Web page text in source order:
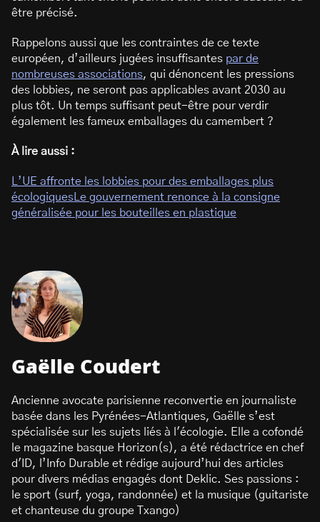
être précisé.
Rappelons aussi que les contraintes de ce texte
européen, d’ailleurs jugées insuffisantes par de
nombreuses associations, qui dénoncent les pressions
des lobbies, ne seront pas applicables avant 2030 au
plus tôt. Un temps suffisant peut-être pour verdir
également les fameux emballages du camembert ?
À lire aussi :
L’UE affronte les lobbies pour des emballages plus
écologiques Le gouvernement renonce à la consigne
généralisée pour les bouteilles en plastique
Gaëlle Coudert
Ancienne avocate parisienne reconvertie en journaliste
basée dans les Pyrénées-Atlantiques, Gaëlle s’est
spécialisée sur les sujets liés à l'écologie. Elle a cofondé
le magazine basque Horizon(s), a été rédactrice en chef
d'ID, l’Info Durable et rédige aujourd’hui des articles
pour divers médias engagés dont Deklic. Ses passions :
le sport (surf, yoga, randonnée) et la musique (guitariste
et chanteuse du groupe Txango)